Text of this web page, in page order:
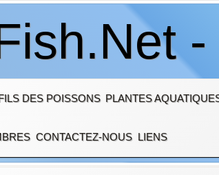
DES POISSONS PLANTES
CONTACTEZ-NOUS LIENS